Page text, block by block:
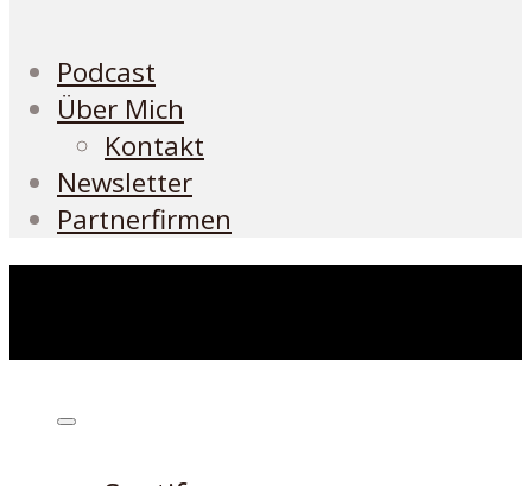
Podcast
Über Mich
Kontakt
Newsletter
Partnerfirmen